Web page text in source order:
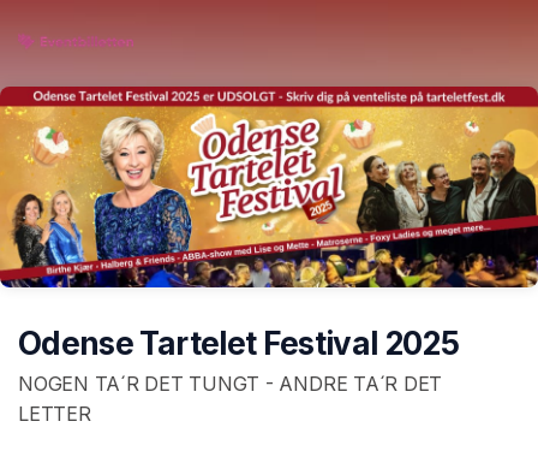
Odense Tartelet Festival 2025
NOGEN TA´R DET TUNGT - ANDRE TA´R DET
LETTER